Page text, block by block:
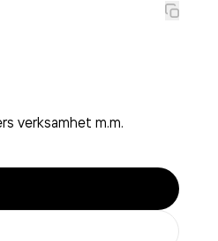
verksamhet m.m.